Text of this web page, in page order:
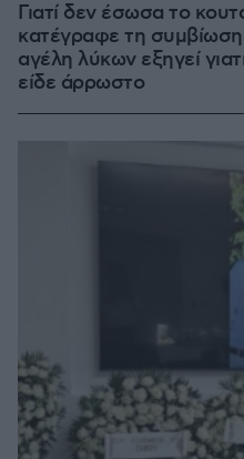
Γιατί δεν έσωσα το
κατέγραφε τη
αγέλη λύκων εξηγεί
είδε άρρωστο